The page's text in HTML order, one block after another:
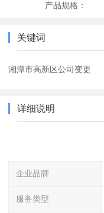
产品规格：
关键词
湘潭市高新区公司变更
详细说明
企业品牌
服务类型